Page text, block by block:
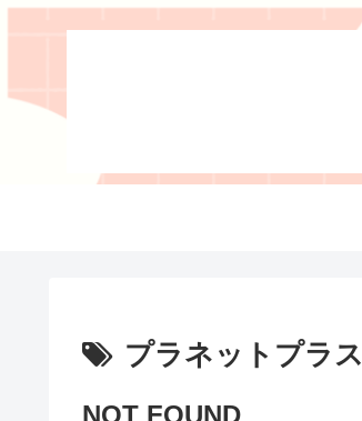
プラネットプラス
NOT FOUND